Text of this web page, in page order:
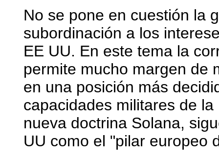
No se pone en cuestión la
subordinación a los
EE UU. En este tema la
permite mucho margen de
en una posición más
capacidades militares de
nueva doctrina Solana,
UU como el "pilar europeo